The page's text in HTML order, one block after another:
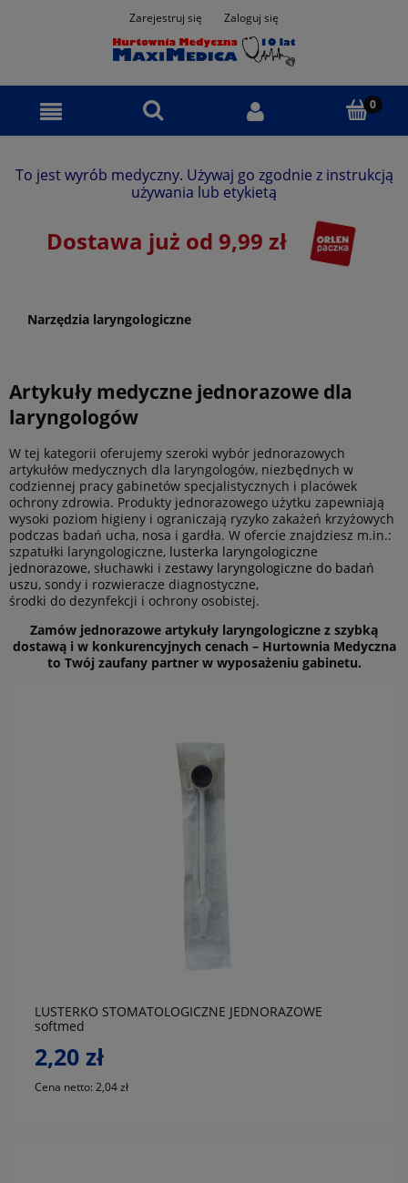
Zarejestruj się Zaloguj się
To jest wyrób medyczny. Używaj go zgodnie z instrukcją
używania lub etykietą
Dostawa już od 9,99 zł
Narzędzia laryngologiczne
Artykuły medyczne jednorazowe dla
laryngologów
W tej kategorii oferujemy szeroki wybór jednorazowych
artykułów medycznych dla laryngologów, niezbędnych w
codziennej pracy gabinetów specjalistycznych i placówek
ochrony zdrowia. Produkty jednorazowego użytku zapewniają
wysoki poziom higieny i ograniczają ryzyko zakażeń krzyżowych
podczas badań ucha, nosa i gardła. W ofercie znajdziesz m.in.:
szpatułki laryngologiczne, lusterka laryngologiczne
jednorazowe, słuchawki i zestawy laryngologiczne do badań
uszu, sondy i rozwieracze diagnostyczne,
środki do dezynfekcji i ochrony osobistej.
Zamów jednorazowe artykuły laryngologiczne z szybką
dostawą i w konkurencyjnych cenach – Hurtownia Medyczna
to Twój zaufany partner w wyposażeniu gabinetu.
LUSTERKO STOMATOLOGICZNE JEDNORAZOWE
softmed
2,20 zł
Cena netto: 2,04 zł
do koszyka